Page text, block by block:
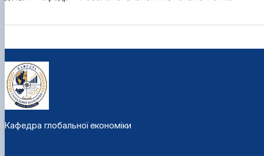
Кафедра глобальної економіки